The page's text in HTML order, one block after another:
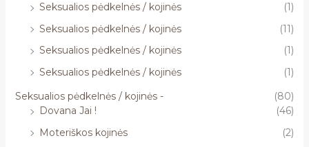
Seksualios pėdkelnės / kojinės
(1)
Seksualios pėdkelnės / kojinės
(11)
Seksualios pėdkelnės / kojinės
(1)
Seksualios pėdkelnės / kojinės
(1)
Seksualios pėdkelnės / kojinės -
(80)
Dovana Jai !
(46)
Moteriškos kojinės
(2)